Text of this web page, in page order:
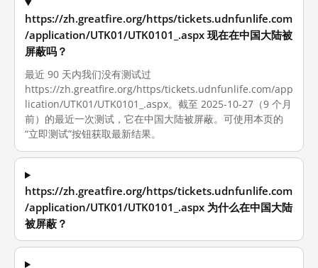
https://zh.greatfire.org/https/tickets.udnfunlife.com
/application/UTK01/UTK0101_.aspx 现在在中国大陆被
屏蔽吗？
最近 90 天内我们没有测试过
https://zh.greatfire.org/https/tickets.udnfunlife.com/app
lication/UTK01/UTK0101_.aspx。截至 2025-10-27（9 个月
前）的最近一次测试，它在中国大陆被屏蔽。可使用本页的
“立即测试”按钮获取最新结果。
https://zh.greatfire.org/https/tickets.udnfunlife.com
/application/UTK01/UTK0101_.aspx 为什么在中国大陆
被屏蔽？